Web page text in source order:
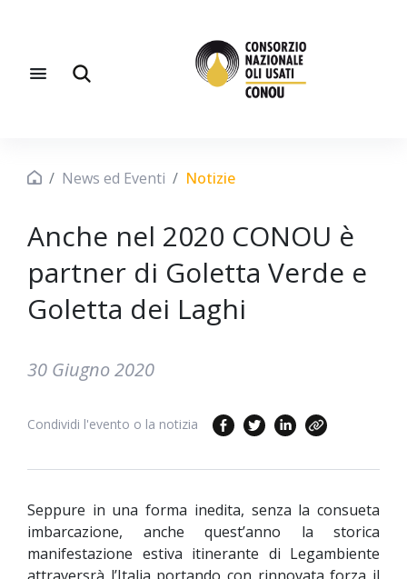
News ed Eventi Notizie
Anche nel 2020 CONOU è
partner di Goletta Verde e
Goletta dei Laghi
30 Giugno 2020
Condividi l'evento o la notizia
Seppure in una forma inedita, senza la consueta
imbarcazione, anche quest’anno la storica
manifestazione estiva itinerante di Legambiente